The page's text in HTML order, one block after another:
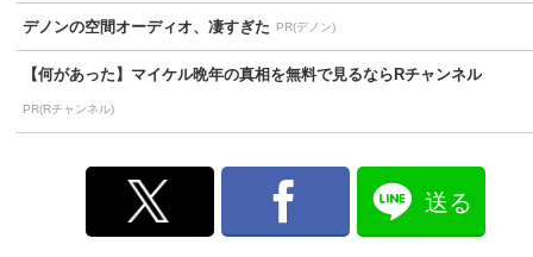
デノンの空間オーディオ、凄すぎた PR(デノン)
【何があった】マイケル晩年の真相を無料で見るならRチャンネル
PR(Rチャンネル)
送る